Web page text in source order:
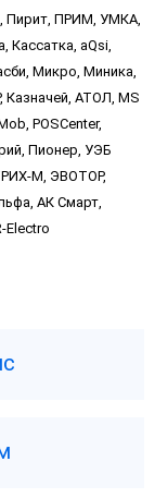
Пирит, ПРИМ, УМКА,
Кассатка, aQsi,
Микро, Миника,
АТОЛ, MS
POSCenter,
Пионер, УЭБ
М, ЭВОТОР,
АК Смарт,
Electro